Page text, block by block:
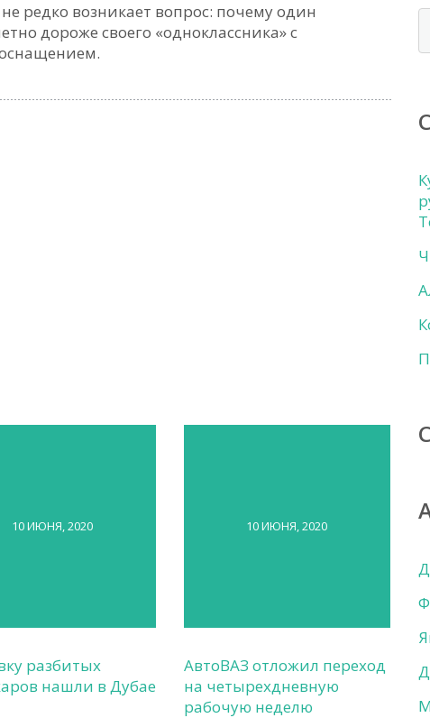
редко возникает вопрос: почему один
дороже своего «одноклассника» с
10 ИЮНЯ, 2020
разбитых
нашли в Дубае
10 ИЮНЯ, 2020
АвтоВАЗ отложил переход
на четырехдневную
рабочую неделю